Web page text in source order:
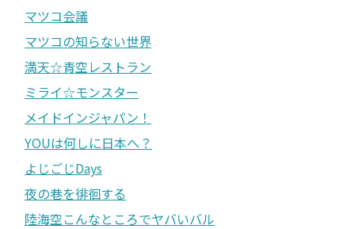
マツコ会議
マツコの知らない世界
満天☆青空レストラン
ミライ☆モンスター
メイドインジャパン！
YOUは何しに日本へ？
よじごじDays
夜の巷を徘徊する
陸海空こんなところでヤバいバル